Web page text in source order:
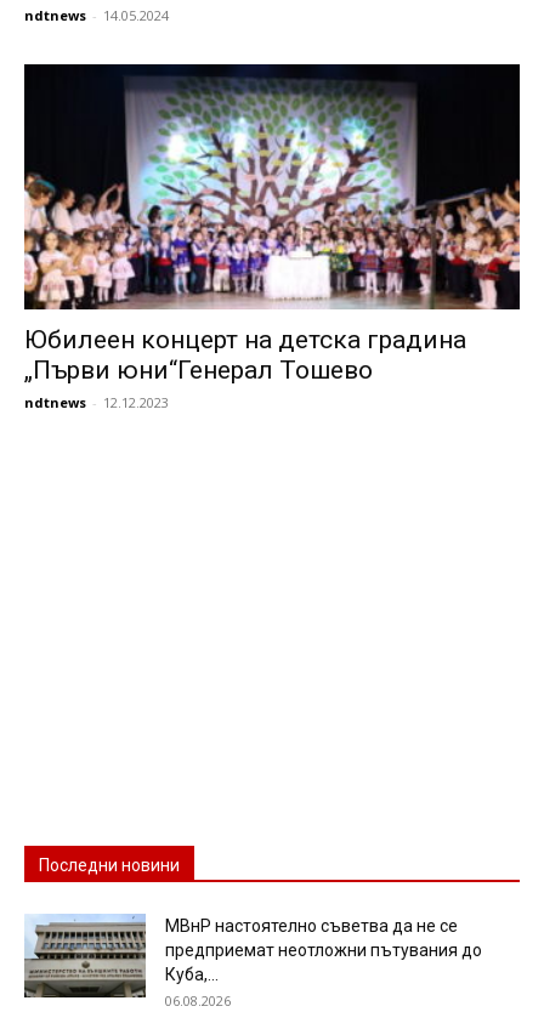
ndtnews - 14.05.2024
Юбилеен концерт на детска градина
„Първи юни“Генерал Тошево
ndtnews - 12.12.2023
Последни новини
МВнР настоятелно съветва да не се
предприемат неотложни пътувания до
Куба,...
06.08.2026